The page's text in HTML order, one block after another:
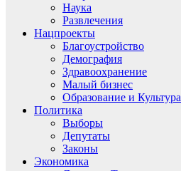
Наука
Развлечения
Нацпроекты
Благоустройство
Демография
Здравоохранение
Малый бизнес
Образование и Культура
Политика
Выборы
Депутаты
Законы
Экономика